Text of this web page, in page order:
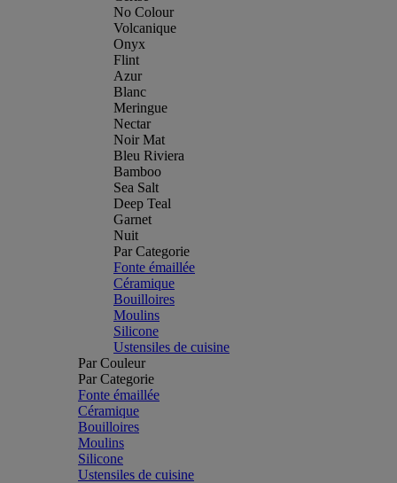
No Colour
Volcanique
Onyx
Flint
Azur
Blanc
Meringue
Nectar
Noir Mat
Bleu Riviera
Bamboo
Sea Salt
Deep Teal
Garnet
Nuit
Par Categorie
Fonte émaillée
Céramique
Bouilloires
Moulins
Silicone
Ustensiles de cuisine
Par Couleur
Par Categorie
Fonte émaillée
Céramique
Bouilloires
Moulins
Silicone
Ustensiles de cuisine